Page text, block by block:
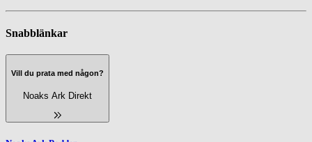
Snabblänkar
Vill du prata med någon?
Noaks Ark Direkt